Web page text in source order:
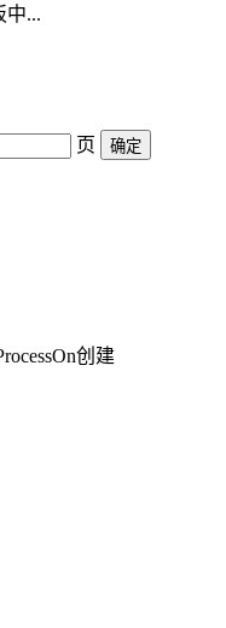
中...
页 确定
创建